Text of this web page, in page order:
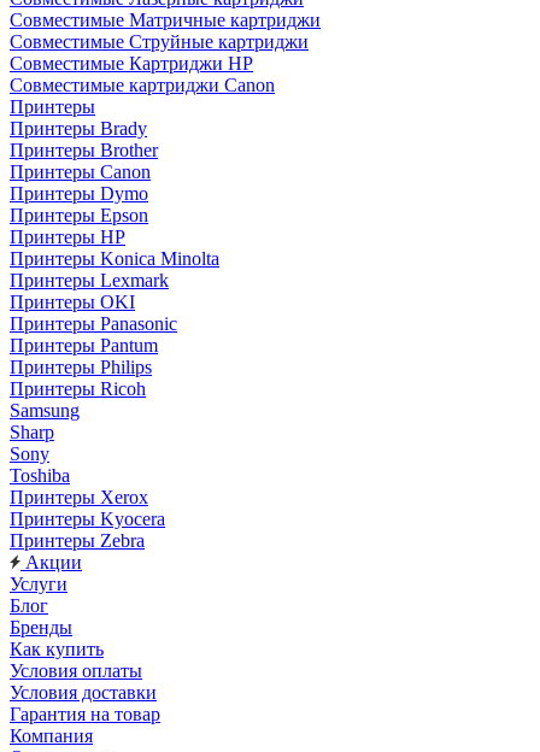
Совместимые Матричные картриджи
Совместимые Струйные картриджи
Совместимые Картриджи HP
Совместимые картриджи Canon
Принтеры
Принтеры Brady
Принтеры Brother
Принтеры Canon
Принтеры Dymo
Принтеры Epson
Принтеры HP
Принтеры Konica Minolta
Принтеры Lexmark
Принтеры OKI
Принтеры Panasonic
Принтеры Pantum
Принтеры Philips
Принтеры Ricoh
Samsung
Sharp
Sony
Toshiba
Принтеры Xerox
Принтеры Kyocera
Принтеры Zebra
Акции
Услуги
Блог
Бренды
Как купить
Условия оплаты
Условия доставки
Гарантия на товар
Компания